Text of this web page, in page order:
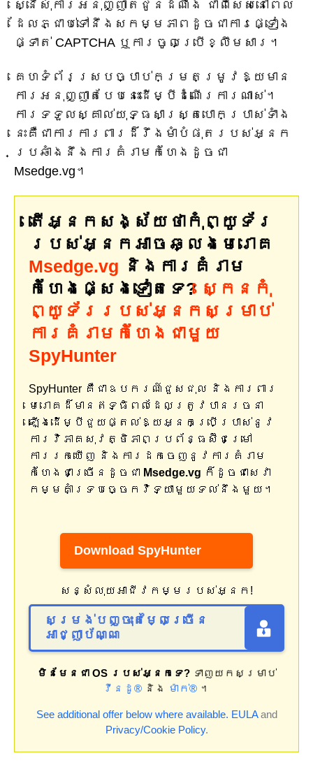
ស្នើសុំការអនុញ្ញាតជូនដំណឹង ជាពិសេសនៅពេល
ដែលភ្ជាប់ទៅនឹងសកម្មភាពដូចជាការផ្ទៀង
ផ្ទាត់ CAPTCHA ឬការចូលប្រើខ្លឹមសារ។
គេហទំព័រស្របច្បាប់កម្រតម្រូវឱ្យមាន
ការអនុញ្ញាតបែបនេះដើម្បីដំណើរការណាស់។
ការទទួលស្គាល់យុទ្ធសាស្ត្របោកប្រាស់ទាំង
នេះគឺជាការការពារដ៏រឹងមាំបំផុតរបស់អ្នក
ប្រឆាំងនឹងការគំរាមកំហែងដូចជា
Msedge.vg។
តើអ្នកសង្ស័យថាកុំព្យូទ័រ
របស់អ្នកអាចឆ្លងមេរោគ
Msedge.vg និងការគំរាម
កំហែងផ្សេងទៀតទេ? ស្កេនកុំ
ព្យូទ័ររបស់អ្នកសម្រាប់
ការគំរាមកំហែងជាមួយ
SpyHunter
SpyHunter គឺជាឧបករណ៍ជួសជុល និងការពារ
មេរោគដ៏មានឥទ្ធិពលដែលត្រូវបានរចនា
ឡើងដើម្បីជួយផ្តល់ឱ្យអ្នកប្រើប្រាស់នូវ
ការវិភាគសុវត្ថិភាពប្រព័ន្ធស៊ីជម្រៅ
ការរកឃើញ និងការដកចេញនូវការគំរាម
កំហែងជាច្រើនដូចជា Msedge.vg ក៏ដូចជាសេវា
កម្មគាំទ្របច្ចេកវិទ្យាមួយទល់នឹងមួយ។
Download SpyHunter
សន្សំលុយអាជីវកម្មរបស់អ្នក!
សម្រង់បញ្ចុះតម្លៃច្រើន
អាជ្ញាប័ណ្ណ
មិនមែនជា OS របស់អ្នកទេ?ទាញយកសម្រាប់
វីនដូ® និង ម៉ាក់® ។
See additional offer below where available. EULAand
Privacy/Cookie Policy.